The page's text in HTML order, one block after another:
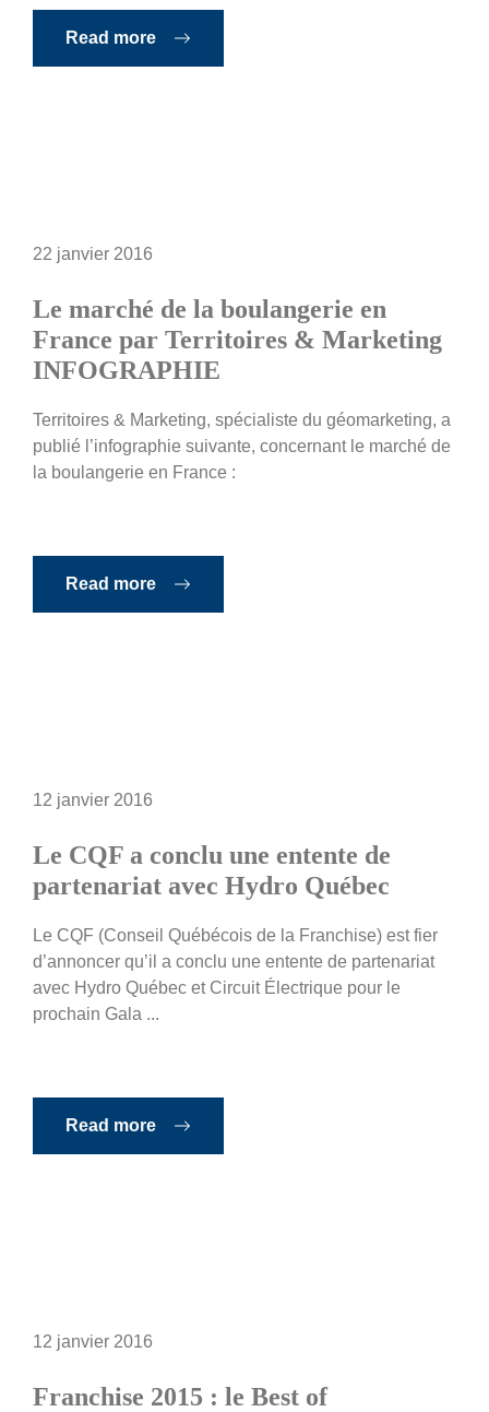
Read more
22 janvier 2016
Le marché de la boulangerie en
France par Territoires & Marketing
INFOGRAPHIE
Territoires & Marketing, spécialiste du géomarketing, a
publié l’infographie suivante, concernant le marché de
la boulangerie en France :
Read more
12 janvier 2016
Le CQF a conclu une entente de
partenariat avec Hydro Québec
Le CQF (Conseil Québécois de la Franchise) est fier
d’annoncer qu’il a conclu une entente de partenariat
avec Hydro Québec et Circuit Électrique pour le
prochain Gala ...
Read more
12 janvier 2016
Franchise 2015 : le Best of